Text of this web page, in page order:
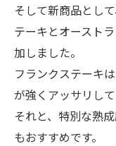
そして新商品とし
テーキとオースト
加しました。
フランクステーキ
が強くアッサリして
それと、特別な熟
もおすすめです。